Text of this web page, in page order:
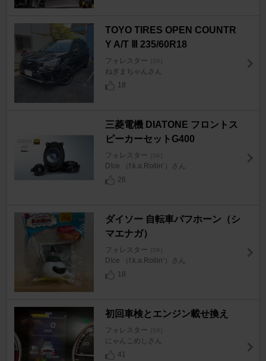
TOYO TIRES OPEN COUNTR
Y A/T Ⅲ 235/60R18
フォレスター
ねぎまちゃんさん
18
三菱電機 DIATONE フロントス
ピーカーセットG400
フォレスター
D!ce （f.k.a.Rollin’）さん
26
ダイソー 自転車パフホーン（シ
マエナガ）
フォレスター
D!ce （f.k.a.Rollin’）さん
18
初回車検とエンジン載せ換え
フォレスター
にゃんこめしさん
41